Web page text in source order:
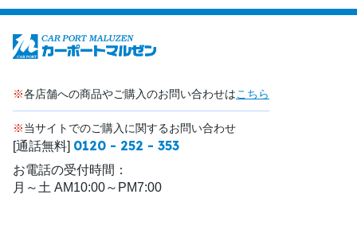
※各店舗への商品やご購入のお問い合わせはこちら
※当サイトでのご購入に関するお問い合わせ
[通話無料] 0120 - 252 - 353
お電話の受付時間：
月～土 AM10:00～PM7:00